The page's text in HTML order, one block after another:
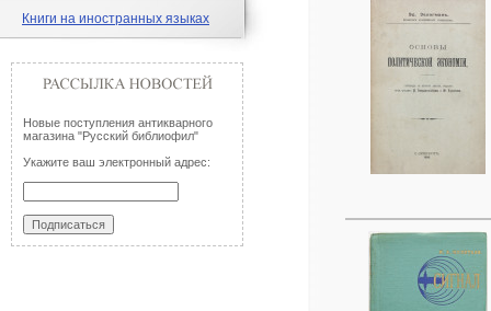
Книги на иностранных языках
Новые поступления антикварного
магазина "Русский библиофил"
Укажите ваш электронный адрес: